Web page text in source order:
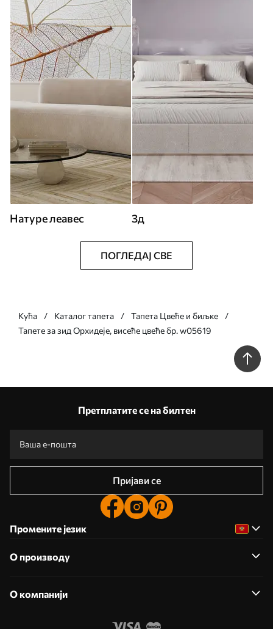
Натуре леавес 3д
ПОГЛЕДАЈ СВЕ
Кућа Каталог тапета
Тапета Цвеће и биљке
Тапете за зид Орхидеје, висеће цвеће бр. w05619
Претплатите се на билтен
Пријави се
Промените језик
О производу
О компанији